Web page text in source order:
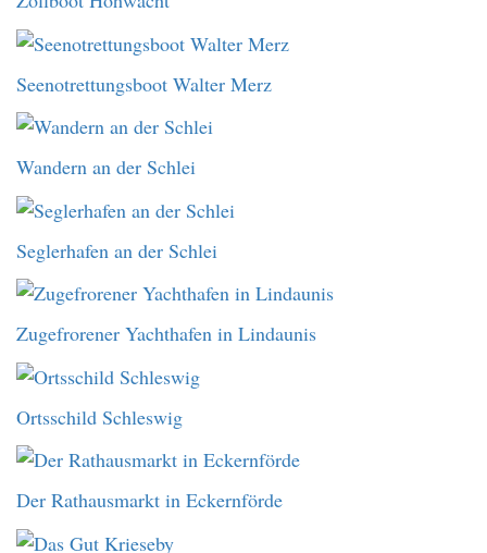
Seenotrettungsboot Walter Merz
Wandern an der Schlei
Seglerhafen an der Schlei
Zugefrorener Yachthafen in Lindaunis
Ortsschild Schleswig
Der Rathausmarkt in Eckernförde